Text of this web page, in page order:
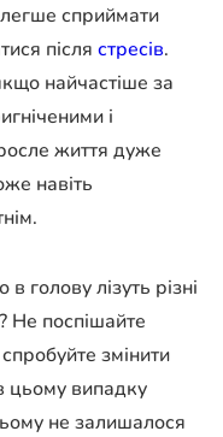
сприймати
після стресів.
найчастіше за
і
життя дуже
навіть
голову лізуть різні
Не поспішайте
змінити
цьому випадку
не залишалося